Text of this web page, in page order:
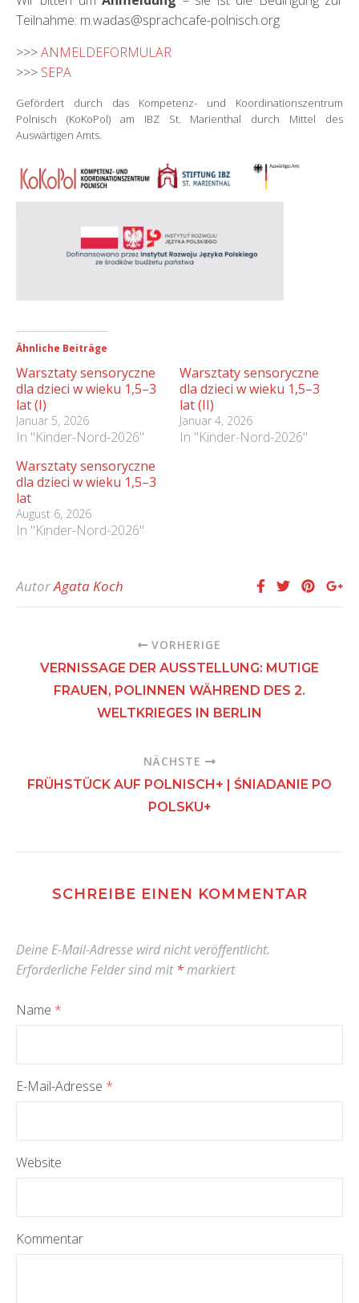
Teilnahme: m.wadas@sprachcafe-polnisch.org
>>>ANMELDEFORMULAR
>>> SEPA
Gefördert durch das Kompetenz- und Koordinationszentrum
Polnisch (KoKoPol) am IBZ St. Marienthal durch Mittel des
Auswärtigen Amts.
Ähnliche Beiträge
Warsztaty sensoryczne
dla dzieci w wieku 1,5–3
lat (I)
Januar 5, 2026
In "Kinder-Nord-2026"
Warsztaty sensoryczne
dla dzieci w wieku 1,5–3
lat (II)
Januar 4, 2026
In "Kinder-Nord-2026"
Warsztaty sensoryczne
dla dzieci w wieku 1,5–3
lat
August 6, 2026
In "Kinder-Nord-2026"
AutorAgata Koch
VORHERIGE
VERNISSAGE DER AUSSTELLUNG: MUTIGE
FRAUEN, POLINNEN WÄHREND DES 2.
WELTKRIEGES IN BERLIN
NÄCHSTE
FRÜHSTÜCK AUF POLNISCH+ | ŚNIADANIE PO
POLSKU+
SCHREIBE EINEN KOMMENTAR
Deine E-Mail-Adresse wird nicht veröffentlicht.
Erforderliche Felder sind mit*markiert
Name *
E-Mail-Adresse *
Website
Kommentar